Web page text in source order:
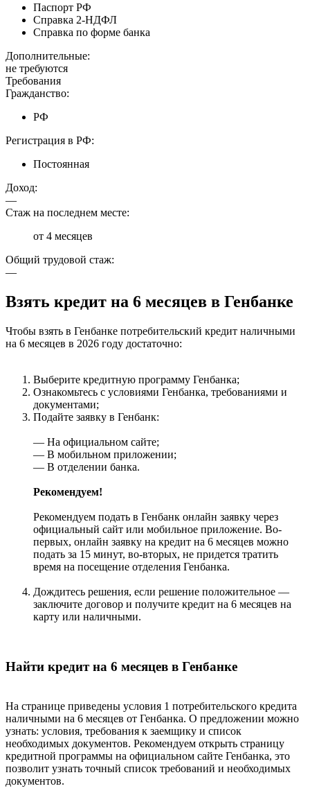
Паспорт РФ
Справка 2-НДФЛ
Справка по форме банка
Дополнительные:
не требуются
Требования
Гражданство:
РФ
Регистрация в РФ:
Постоянная
Доход:
—
Стаж на последнем месте:
от 4 месяцев
Общий трудовой стаж:
—
Взять кредит на 6 месяцев в Генбанке
Чтобы взять в Генбанке потребительский кредит наличными
на 6 месяцев в 2026 году достаточно:
Выберите кредитную программу Генбанка;
Ознакомьтесь с условиями Генбанка, требованиями и
документами;
Подайте заявку в Генбанк:
— На официальном сайте;
— В мобильном приложении;
— В отделении банка.
Рекомендуем!
Рекомендуем подать в Генбанк онлайн заявку через
официальный сайт или мобильное приложение. Во-
первых, онлайн заявку на кредит на 6 месяцев можно
подать за 15 минут, во-вторых, не придется тратить
время на посещение отделения Генбанка.
Дождитесь решения, если решение положительное —
заключите договор и получите кредит на 6 месяцев на
карту или наличными.
Найти кредит на 6 месяцев в Генбанке
На странице приведены условия 1 потребительского кредита
наличными на 6 месяцев от Генбанка. О предложении можно
узнать: условия, требования к заемщику и список
необходимых документов. Рекомендуем открыть страницу
кредитной программы на официальном сайте Генбанка, это
позволит узнать точный список требований и необходимых
документов.